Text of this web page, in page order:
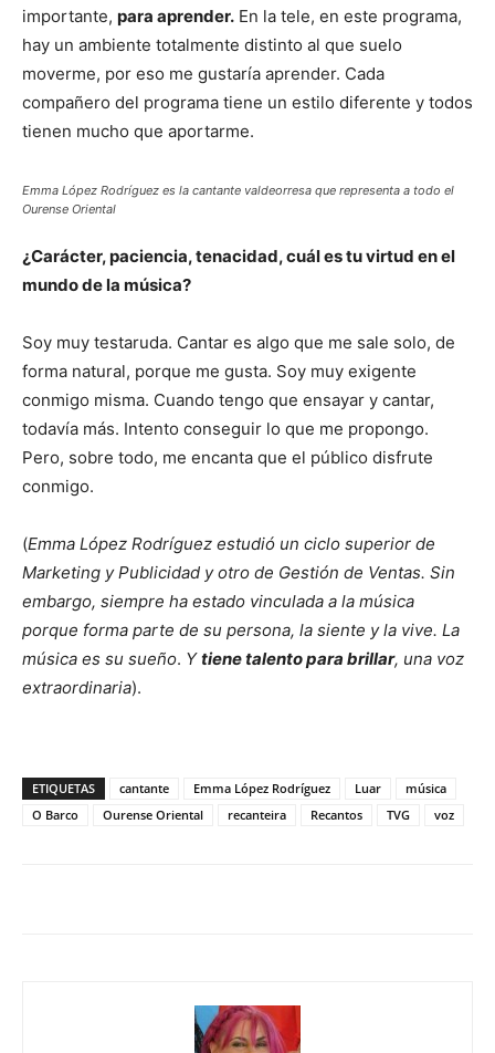
importante, para aprender. En la tele, en este programa,
hay un ambiente totalmente distinto al que suelo
moverme, por eso me gustaría aprender. Cada
compañero del programa tiene un estilo diferente y todos
tienen mucho que aportarme.
Emma López Rodríguez es la cantante valdeorresa que representa a todo el
Ourense Oriental
¿Carácter, paciencia, tenacidad, cuál es tu virtud en el
mundo de la música?
Soy muy testaruda. Cantar es algo que me sale solo, de
forma natural, porque me gusta. Soy muy exigente
conmigo misma. Cuando tengo que ensayar y cantar,
todavía más. Intento conseguir lo que me propongo.
Pero, sobre todo, me encanta que el público disfrute
conmigo.
(Emma López Rodríguez estudió un ciclo superior de
Marketing y Publicidad y otro de Gestión de Ventas. Sin
embargo, siempre ha estado vinculada a la música
porque forma parte de su persona, la siente y la vive. La
música es su sueño. Ytiene talento para brillar, una voz
extraordinaria).
ETIQUETAS cantante Emma López Rodríguez Luar
música
O Barco
Ourense Oriental recanteira Recantos TVG voz